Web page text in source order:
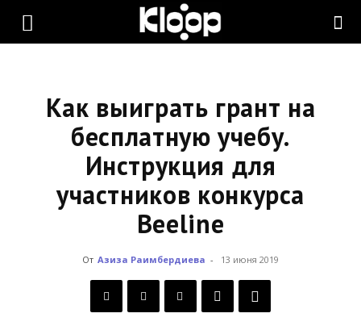
KLOOP.KG
Как выиграть грант на
бесплатную учебу.
Инструкция для
участников конкурса
Beeline
От Азиза Раимбердиева - 13 июня 2019